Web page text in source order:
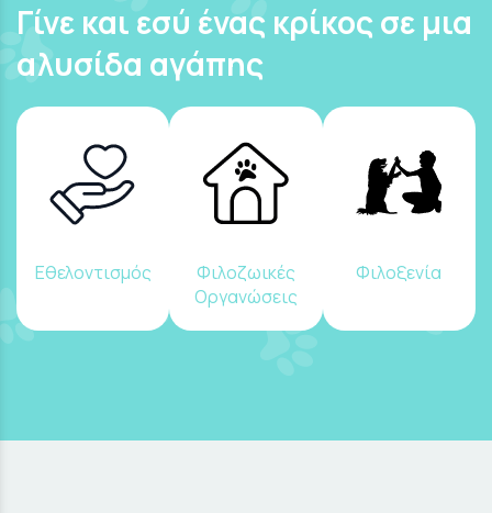
Γίνε και εσύ ένας κρίκος σε μια
αλυσίδα αγάπης
Εθελοντισμός
Φιλοζωικές
Οργανώσεις
Φιλοξενία